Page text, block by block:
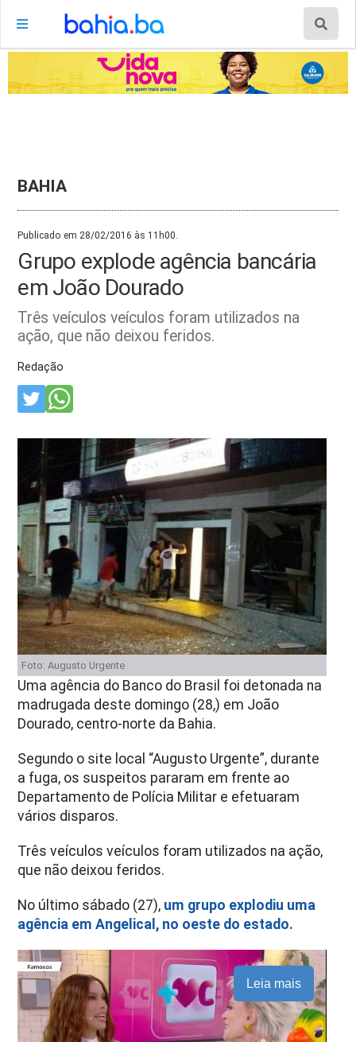
BAHIA
Publicado em 28/02/2016 às 11h00.
Grupo explode agência bancária
em João Dourado
Três veículos veículos foram utilizados na
ação, que não deixou feridos.
Redação
Foto: Augusto Urgente
Uma agência do Banco do Brasil foi detonada na
madrugada deste domingo (28,) em João
Dourado, centro-norte da Bahia.
Segundo o site local “Augusto Urgente”, durante
a fuga, os suspeitos pararam em frente ao
Departamento de Polícia Militar e efetuaram
vários disparos.
Três veículos veículos foram utilizados na ação,
que não deixou feridos.
No último sábado (27), um grupo explodiu uma
agência em Angelical, no oeste do estado.
Leia mais